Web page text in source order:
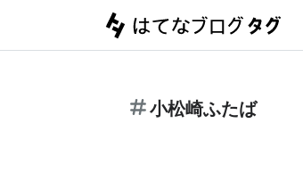
小松崎ふたば